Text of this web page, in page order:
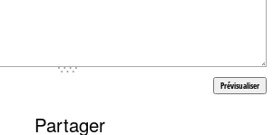
Partager